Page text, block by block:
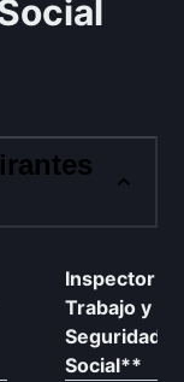
Inspector de
Trabajo y
Seguridad
Social**